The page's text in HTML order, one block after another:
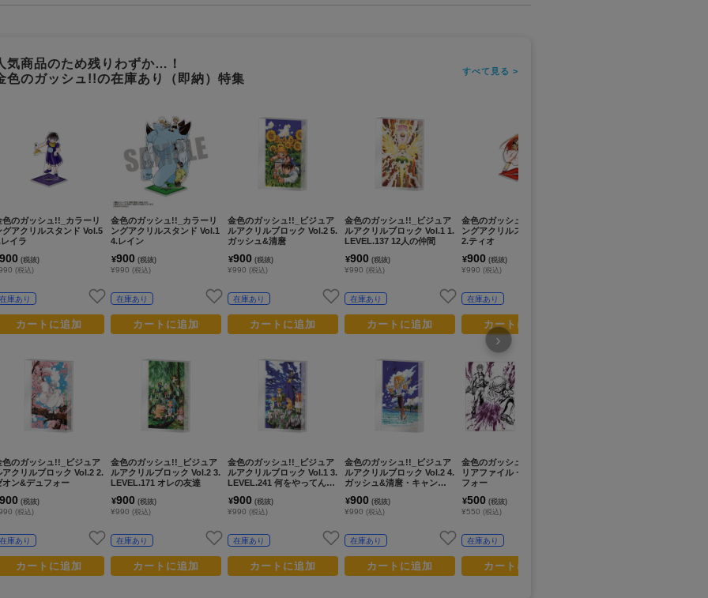
気商品のため残りわずか…！
色のガッシュ!!の在庫あり（即納）特集
すべて見る >
色のガッシュ!!_カラーリ
グアクリルスタンド Vol.5
イラ
900 (税抜)
(税込)
在庫あり
カートに追加
色のガッシュ!!_ビジュア
アクリルブロック Vol.2 2.
オン&デュフォー
900 (税抜)
(税込)
在庫あり
カートに追加
金色のガッシュ!!_カラーリ
ングアクリルスタンド Vol.1
4.レイン
¥900 (税抜)
¥990(税込)
在庫あり
カートに追加
金色のガッシュ!!_ビジュア
ルアクリルブロック Vol.2 3.
LEVEL.171 オレの友達
¥900 (税抜)
¥990(税込)
在庫あり
カートに追加
金色のガッシュ!!_ビジュア
ルアクリルブロック Vol.2 5.
ガッシュ&清麿
¥900 (税抜)
¥990 (税込)
在庫あり
カートに追加
金色のガッシュ!!_ビジュア
ルアクリルブロック Vol.1 3.
LEVEL.241 何をやってん
¥900 (税抜)
¥990 (税込)
在庫あり
カートに追加
金色のガッシュ!!_ビジュア
ルアクリルブロック Vol.1 1.
LEVEL.137 12人の仲間
¥900 (税抜)
¥990 (税込)
在庫あり
カートに追加
金色のガッシュ!!_ビジュア
ルアクリルブロック Vol.2 4.
ガッシュ&清麿・キャンチ
¥900 (税抜)
¥990 (税込)
在庫あり
カートに追加
金色のガッシュ!!_カラーリ
ングアクリルスタンド Vol.3
2.ティオ
¥900 (税抜)
¥990 (税込)
在庫あり
カートに追加
金色のガッシュ!!_墨絵A4ク
リアファイル ゼオン&デュ
フォー
¥500 (税抜)
¥550 (税込)
在庫あり
カートに追加
›